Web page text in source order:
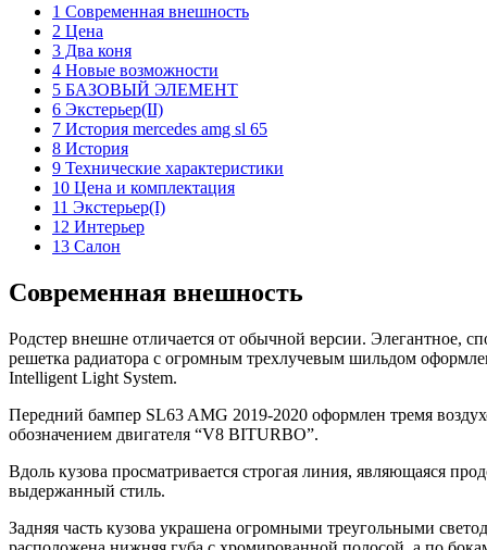
1 Современная внешность
2 Цена
3 Два коня
4 Новые возможности
5 БАЗОВЫЙ ЭЛЕМЕНТ
6 Экстерьер(II)
7 История mercedes amg sl 65
8 История
9 Технические характеристики
10 Цена и комплектация
11 Экстерьер(I)
12 Интерьер
13 Салон
Современная внешность
Родстер внешне отличается от обычной версии. Элегантное,
решетка радиатора с огромным трехлучевым шильдом
Intelligent Light System.
Передний бампер SL63 AMG 2019-2020 оформлен тремя
обозначением двигателя “V8 BITURBO”.
Вдоль кузова просматривается строгая линия, являющаяся
выдержанный стиль.
Задняя часть кузова украшена огромными треугольными